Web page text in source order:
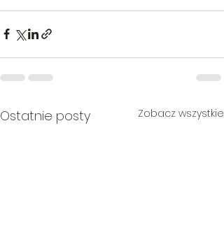
Ostatnie posty Zobacz wszystkie